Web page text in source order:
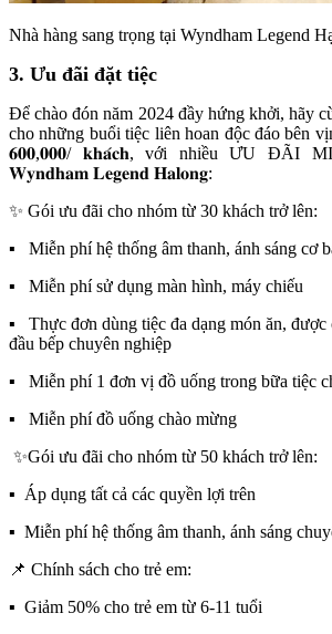
Nhà hàng sang trọng tại Wyndham Legend
3. Ưu đãi đặt tiệc
Để chào đón năm 2024 đầy hứng khởi, hãy
cho những buổi tiệc liên hoan độc đáo bên
𝟔𝟎𝟎,𝟎𝟎𝟎/ 𝐤𝐡𝐚́𝐜𝐡, với nhiều ƯU ĐÃI
𝐖𝐲𝐧𝐝𝐡𝐚𝐦 𝐋𝐞𝐠𝐞𝐧𝐝 𝐇𝐚𝐥𝐨𝐧𝐠:
✨ Gói ưu đãi cho nhóm từ 30 khách trở lên:
▪ Miễn phí hệ thống âm thanh, ánh sáng cơ
▪ Miễn phí sử dụng màn hình, máy chiếu
▪ Thực đơn dùng tiệc đa dạng món ăn, được
đầu bếp chuyên nghiệp
▪ Miễn phí 1 đơn vị đồ uống trong bữa tiệc
▪ Miễn phí đồ uống chào mừng
✨Gói ưu đãi cho nhóm từ 50 khách trở lên:
▪ Áp dụng tất cả các quyền lợi trên
▪ Miễn phí hệ thống âm thanh, ánh sáng
📌 Chính sách cho trẻ em:
▪ Giảm 50% cho trẻ em từ 6-11 tuổi